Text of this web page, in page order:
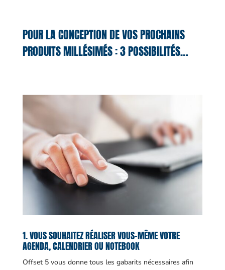
POUR LA CONCEPTION DE VOS PROCHAINS
PRODUITS MILLÉSIMÉS : 3 POSSIBILITÉS…
1. VOUS SOUHAITEZ RÉALISER VOUS-MÊME VOTRE
AGENDA, CALENDRIER OU NOTEBOOK
Offset 5 vous donne tous les gabarits nécessaires afin